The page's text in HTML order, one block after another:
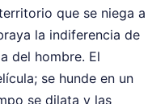
que se niega a
la indiferencia de
del hombre. El
se hunde en un
se dilata y las